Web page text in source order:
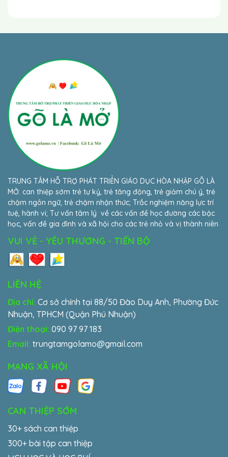
TRUNG TÂM HỖ TRỢ PHÁT TRIỂN GIÁO DỤC HÒA NHẬP GÕ LÀ
MỞ: can thiệp sớm trẻ tự kỷ, trẻ tăng động, trẻ giảm chú ý, trẻ
chậm ngôn ngữ, trẻ chậm nhận thức; Trắc nghiệm năng lực trí
tuệ, hành vi; Tư vấn tâm lý về các vấn đề học đường các bậc
học, vấn đề gia đình và xã hội cho các trẻ nhỏ và vị thành niên
VUI VẺ - YÊU THƯƠNG - TIẾN BỘ
LIÊN HỆ
Địa chỉ: Cơ sở chính tại 88/50 Đào Duy Anh, Phường Đức
Nhuận, TPHCM (Quận Phú Nhuận)
Điện thoại: 090 97 97 183
Email: trungtamgolamo@gmail.com
MẠNG XÃ HỘI
CAN THIỆP SỚM
30+ sách can thiệp
300+ bài tập can thiệp